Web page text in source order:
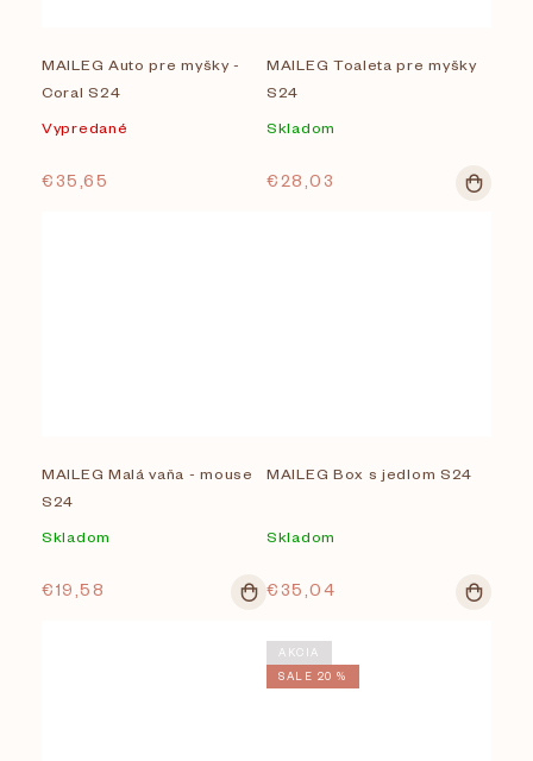
MAILEG Auto pre myšky -
Coral S24
Vypredané
€35,65
MAILEG Toaleta pre myšky
S24
Skladom
€28,03
MAILEG Malá vaňa - mouse
S24
Skladom
€19,58
MAILEG Box s jedlom S24
Skladom
€35,04
AKCIA
SALE 20 %